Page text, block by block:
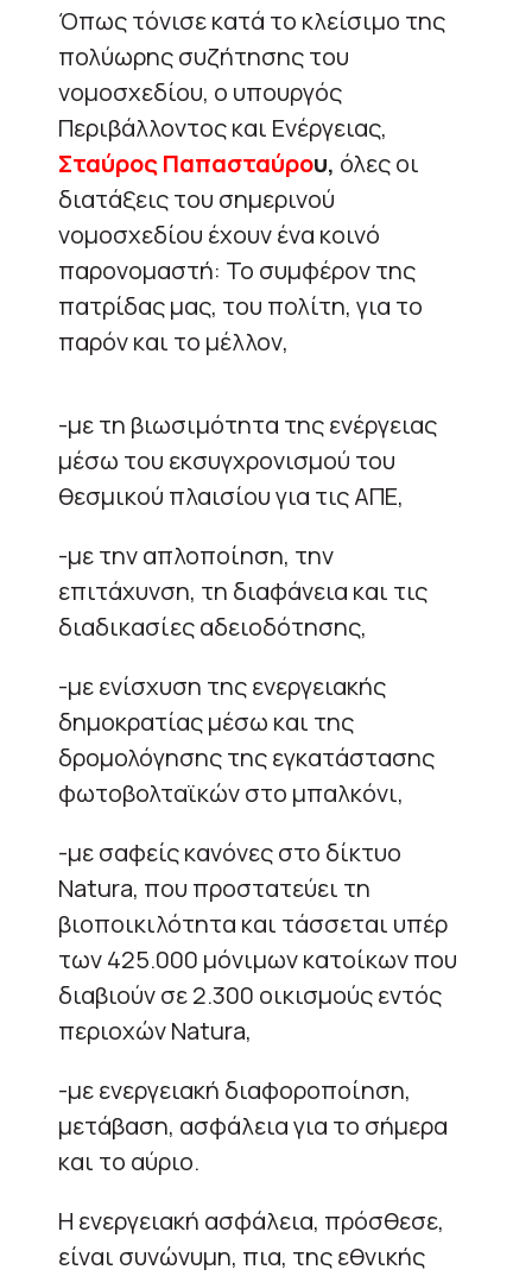
Όπως τόνισε κατά το κλείσιμο της
πολύωρης συζήτησης του
νομοσχεδίου, ο υπουργός
Περιβάλλοντος και Ενέργειας,
Σταύρος Παπασταύρου, όλες οι
διατάξεις του σημερινού
νομοσχεδίου έχουν ένα κοινό
παρονομαστή: Το συμφέρον της
πατρίδας μας, του πολίτη, για το
παρόν και το μέλλον,
-με τη βιωσιμότητα της ενέργειας
μέσω του εκσυγχρονισμού του
θεσμικού πλαισίου για τις ΑΠΕ,
-με την απλοποίηση, την
επιτάχυνση, τη διαφάνεια και τις
διαδικασίες αδειοδότησης,
-με ενίσχυση της ενεργειακής
δημοκρατίας μέσω και της
δρομολόγησης της εγκατάστασης
φωτοβολταϊκών στο μπαλκόνι,
-με σαφείς κανόνες στο δίκτυο
Natura, που προστατεύει τη
βιοποικιλότητα και τάσσεται υπέρ
των 425.000 μόνιμων κατοίκων που
διαβιούν σε 2.300 οικισμούς εντός
περιοχών Natura,
-με ενεργειακή διαφοροποίηση,
μετάβαση, ασφάλεια για το σήμερα
και το αύριο.
Η ενεργειακή ασφάλεια, πρόσθεσε,
είναι συνώνυμη, πια, της εθνικής